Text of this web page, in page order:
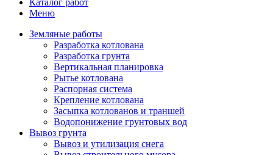
Каталог работ
Меню
Земляные работы
Разработка котлована
Разработка грунта
Вертикальная планировка
Рытье котлована
Распорная система
Крепление котлована
Засыпка котлованов и траншей
Водопонижение грунтовых вод
Вывоз грунта
Вывоз и утилизация снега